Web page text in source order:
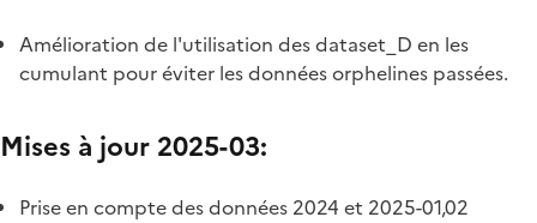
Amélioration de l'utilisation des dataset_D en les
cumulant pour éviter les données orphelines passées.
Mises à jour 2025-03:
Prise en compte des données 2024 et 2025-01,02